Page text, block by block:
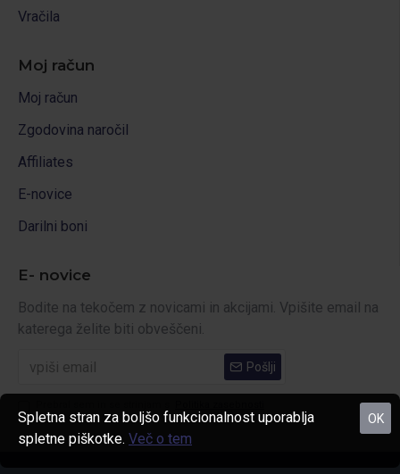
Vračila
Moj račun
Moj račun
Zgodovina naročil
Affiliates
E-novice
Darilni boni
E- novice
Bodite na tekočem z novicami in akcijami. Vpišite email na
katerega želite biti obveščeni.
Pošlji
OK
Spletna stran za boljšo funkcionalnost uporablja
spletne piškotke. Več o tem